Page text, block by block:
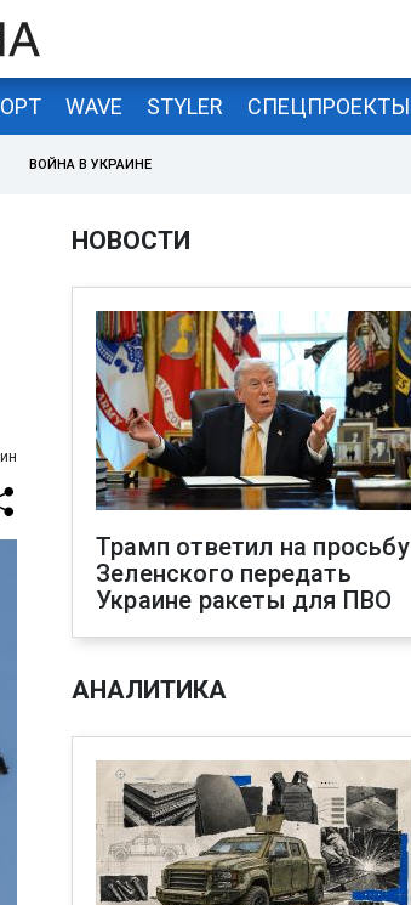
WAVE STYLER СПЕЦПРОЕКТЫ
ВОЙНА В УКРАИНЕ
НОВОСТИ
Трамп ответил на просьбу
Зеленского передать
Украине ракеты для ПВО
АНАЛИТИКА